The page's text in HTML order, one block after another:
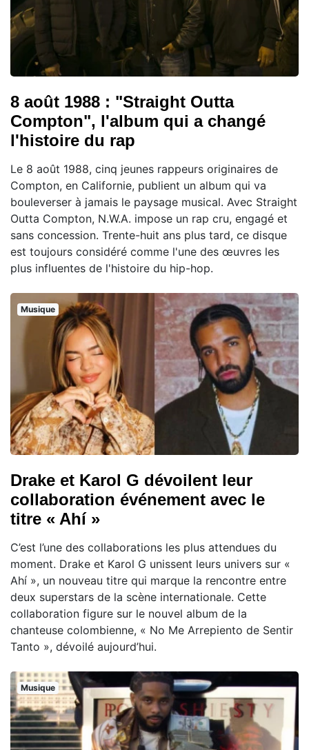
8 août 1988 : "Straight Outta
Compton", l'album qui a changé
l'histoire du rap
Le 8 août 1988, cinq jeunes rappeurs originaires de
Compton, en Californie, publient un album qui va
bouleverser à jamais le paysage musical. Avec Straight
Outta Compton, N.W.A. impose un rap cru, engagé et
sans concession. Trente-huit ans plus tard, ce disque
est toujours considéré comme l'une des œuvres les
plus influentes de l'histoire du hip-hop.
Musique
Drake et Karol G dévoilent leur
collaboration événement avec le
titre « Ahí »
C’est l’une des collaborations les plus attendues du
moment. Drake et Karol G unissent leurs univers sur «
Ahí », un nouveau titre qui marque la rencontre entre
deux superstars de la scène internationale. Cette
collaboration figure sur le nouvel album de la
chanteuse colombienne, « No Me Arrepiento de Sentir
Tanto », dévoilé aujourd’hui.
Musique